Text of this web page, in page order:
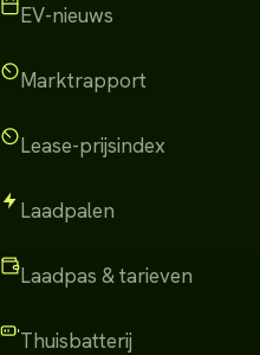
EV-nieuws
Marktrapport
Lease-prijsindex
Laadpalen
Laadpas & tarieven
Thuisbatterij